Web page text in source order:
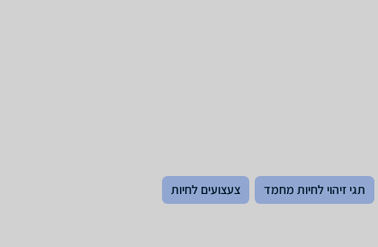
תגי זיהוי לחיות מחמד צעצועים לחיות